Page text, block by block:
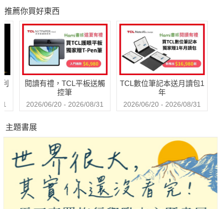
推薦你買好東西
閱讀有禮，TCL平板送觸
控筆
2026/06/20 - 2026/08/31
TCL數位筆記本送月讀包1
年
2026/06/20 - 2026/08/31
主題書展